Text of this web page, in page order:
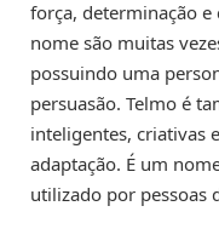
força, determinação
nome são muitas
possuindo uma
persuasão. Telmo é
inteligentes, criativas
adaptação. É um
utilizado por pessoas